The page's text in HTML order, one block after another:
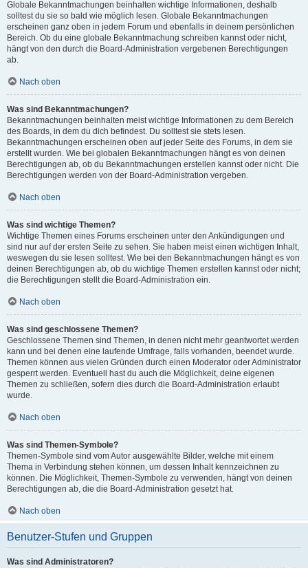
Globale Bekanntmachungen beinhalten wichtige Informationen, deshalb
solltest du sie so bald wie möglich lesen. Globale Bekanntmachungen
erscheinen ganz oben in jedem Forum und ebenfalls in deinem persönlichen
Bereich. Ob du eine globale Bekanntmachung schreiben kannst oder nicht,
hängt von den durch die Board-Administration vergebenen Berechtigungen
ab.
Nach oben
Was sind Bekanntmachungen?
Bekanntmachungen beinhalten meist wichtige Informationen zu dem Bereich
des Boards, in dem du dich befindest. Du solltest sie stets lesen.
Bekanntmachungen erscheinen oben auf jeder Seite des Forums, in dem sie
erstellt wurden. Wie bei globalen Bekanntmachungen hängt es von deinen
Berechtigungen ab, ob du Bekanntmachungen erstellen kannst oder nicht. Die
Berechtigungen werden von der Board-Administration vergeben.
Nach oben
Was sind wichtige Themen?
Wichtige Themen eines Forums erscheinen unter den Ankündigungen und
sind nur auf der ersten Seite zu sehen. Sie haben meist einen wichtigen Inhalt,
weswegen du sie lesen solltest. Wie bei den Bekanntmachungen hängt es von
deinen Berechtigungen ab, ob du wichtige Themen erstellen kannst oder nicht;
die Berechtigungen stellt die Board-Administration ein.
Nach oben
Was sind geschlossene Themen?
Geschlossene Themen sind Themen, in denen nicht mehr geantwortet werden
kann und bei denen eine laufende Umfrage, falls vorhanden, beendet wurde.
Themen können aus vielen Gründen durch einen Moderator oder Administrator
gesperrt werden. Eventuell hast du auch die Möglichkeit, deine eigenen
Themen zu schließen, sofern dies durch die Board-Administration erlaubt
wurde.
Nach oben
Was sind Themen-Symbole?
Themen-Symbole sind vom Autor ausgewählte Bilder, welche mit einem
Thema in Verbindung stehen können, um dessen Inhalt kennzeichnen zu
können. Die Möglichkeit, Themen-Symbole zu verwenden, hängt von deinen
Berechtigungen ab, die die Board-Administration gesetzt hat.
Nach oben
Benutzer-Stufen und Gruppen
Was sind Administratoren?